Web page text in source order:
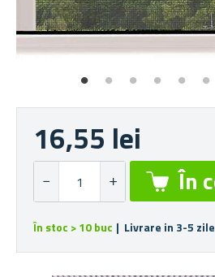
16,55 lei
În stoc > 10 buc | Livrare in 3-5 zile